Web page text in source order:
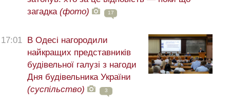
загадка (фото) 17
17:01
В Одесі нагородили
найкращих представників
будівельної галузі з нагоди
Дня будівельника України
(суспільство)
3